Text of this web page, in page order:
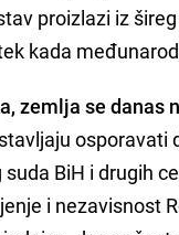
proizlazi iz
kada
zemlja se danas
osporavati
BiH i drugih
i nezavisnost